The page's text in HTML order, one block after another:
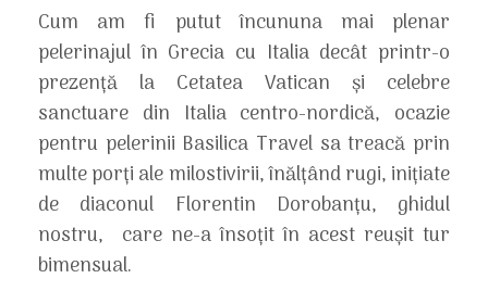
Cum am fi putut încununa mai plenar
pelerinajul în Grecia cu Italia decât printr-o
prezență la Cetatea Vatican şi celebre
sanctuare din Italia centro-nordică, ocazie
pentru pelerinii Basilica Travel sa treacă prin
multe porţi ale milostivirii, înălţând rugi, iniţiate
de diaconul Florentin Dorobanțu, ghidul
nostru, care ne-a însoţit în acest reuşit tur
bimensual.